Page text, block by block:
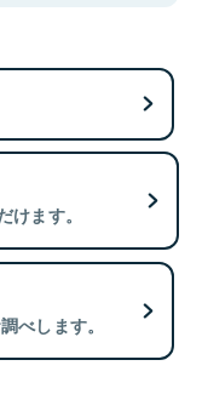
ます。
べします。